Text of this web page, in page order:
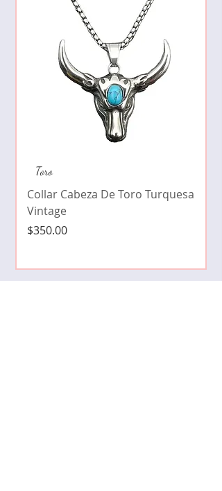
Toro
Collar Cabeza De Toro Turquesa
Vintage
Precio
$350.00